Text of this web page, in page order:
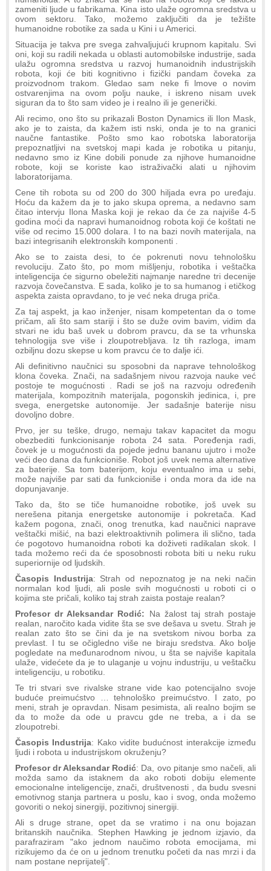
zameniti ljude u fabrikama. Kina isto ulaže ogromna sredstva u
ovom sektoru. Tako, možemo zaključiti da je težište
humanoidne robotike za sada u Kini i u Americi.
Situacija je takva pre svega zahvaljujući krupnom kapitalu. Svi
oni, koji su radili nekada u oblasti automobilske industrije, sada
ulažu ogromna sredstva u razvoj humanoidnih industrijskih
robota, koji će biti kognitivno i fizički pandam čoveka za
proizvodnom trakom. Gledao sam neke fi lmove o novim
ostvarenjima na ovom polju nauke, i iskreno nisam uvek
siguran da to što sam video je i realno ili je generički.
Ali recimo, ono što su prikazali Boston Dynamics ili Ilon Mask,
ako je to zaista, da kažem isti nski, onda je to na granici
naučne fantastike. Pošto smo kao robotska laboratorija
prepoznatljivi na svetskoj mapi kada je robotika u pitanju,
nedavno smo iz Kine dobili ponude za njihove humanoidne
robote, koji se koriste kao istraživački alati u njihovim
laboratorijama.
Cene tih robota su od 200 do 300 hiljada evra po uređaju.
Hoću da kažem da je to jako skupa oprema, a nedavno sam
čitao intervju Ilona Maska koji je rekao da će za najviše 4-5
godina moći da napravi humanoidnog robota koji će koštati ne
više od recimo 15.000 dolara. I to na bazi novih materijala, na
bazi integrisanih elektronskih komponenti .
Ako se to zaista desi, to će pokrenuti novu tehnološku
revoluciju. Zato što, po mom mišljenju, robotika i veštačka
inteligencija će sigurno obeležiti najmanje naredne tri decenije
razvoja čovečanstva. E sada, koliko je to sa humanog i etičkog
aspekta zaista opravdano, to je već neka druga priča.
Za taj aspekt, ja kao inženjer, nisam kompetentan da o tome
pričam, ali što sam stariji i što se duže ovim bavim, vidim da
stvari ne idu baš uvek u dobrom pravcu, da se ta vrhunska
tehnologija sve više i zloupotrebljava. Iz tih razloga, imam
ozbiljnu dozu skepse u kom pravcu će to dalje ići.
Ali definitivno naučnici su sposobni da naprave tehnološkog
klona čoveka. Znači, na sadašnjem nivou razvoja nauke već
postoje te mogućnosti . Radi se još na razvoju određenih
materijala, kompozitnih materijala, pogonskih jedinica, i, pre
svega, energetske autonomije. Jer sadašnje baterije nisu
dovoljno dobre.
Prvo, jer su teške, drugo, nemaju takav kapacitet da mogu
obezbediti funkcionisanje robota 24 sata. Poređenja radi,
čovek je u mogućnosti da pojede jednu bananu ujutro i može
veći deo dana da funkcioniše. Robot još uvek nema alternative
za baterije. Sa tom baterijom, koju eventualno ima u sebi,
može najviše par sati da funkcioniše i onda mora da ide na
dopunjavanje.
Tako da, što se tiče humanoidne robotike, još uvek su
nerešena pitanja energetske autonomije i pokretača. Kad
kažem pogona, znači, onog trenutka, kad naučnici naprave
veštački mišić, na bazi elektroaktivnih polimera ili slično, tada
će pogotovo humanoidna roboti ka doživeti radikalan skok. I
tada možemo reći da će sposobnosti robota biti u neku ruku
superiornije od ljudskih.
Časopis Industrija: Strah od nepoznatog je na neki način
normalan kod ljudi, ali posle svih mogućnosti u roboti ci o
kojima ste pričali, koliko taj strah zaista postaje realan?
Profesor dr Aleksandar Rodić: Na žalost taj strah postaje
realan, naročito kada vidite šta se sve dešava u svetu. Strah je
realan zato što se čini da je na svetskom nivou borba za
prevlast. I tu se očigledno više ne biraju sredstva. Ako bolje
pogledate na međunarodnom nivou, u šta se najviše kapitala
ulaže, videćete da je to ulaganje u vojnu industriju, u veštačku
inteligenciju, u robotiku.
Te tri stvari sve rivalske strane vide kao potencijalno svoje
buduće preimućstvo … tehnološko preimućstvo. I zato, po
meni, strah je opravdan. Nisam pesimista, ali realno bojim se
da to može da ode u pravcu gde ne treba, a i da se
zloupotrebi.
Časopis Industrija: Kako vidite budućnost interakcije između
ljudi i robota u industrijskom okruženju?
Profesor dr Aleksandar Rodić: Da, ovo pitanje smo načeli, ali
možda samo da istaknem da ako roboti dobiju elemente
emocionalne inteligencije, znači, društvenosti , da budu svesni
emotivnog stanja partnera u poslu, kao i svog, onda možemo
govoriti o nekoj sinergiji, pozitivnoj sinergiji.
Ali s druge strane, opet da se vratimo i na onu bojazan
britanskih naučnika. Stephen Hawking je jednom izjavio, da
parafraziram "ako jednom naučimo robota emocijama, mi
rizikujemo da će on u jednom trenutku početi da nas mrzi i da
nam postane neprijatelj".